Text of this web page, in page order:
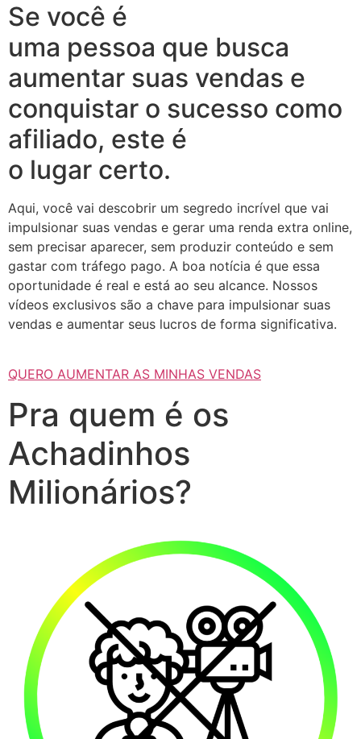
Se você é
uma pessoa que busca
aumentar suas vendas e
conquistar o sucesso como
afiliado, este é
o lugar certo.
Aqui, você vai descobrir um segredo incrível que vai
impulsionar suas vendas e gerar uma renda extra online,
sem precisar aparecer, sem produzir conteúdo e sem
gastar com tráfego pago. A boa notícia é que essa
oportunidade é real e está ao seu alcance. Nossos
vídeos exclusivos são a chave para impulsionar suas
vendas e aumentar seus lucros de forma significativa.
QUERO AUMENTAR AS MINHAS VENDAS
Pra quem é os
Achadinhos
Milionários?